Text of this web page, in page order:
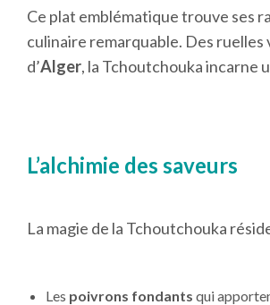
Ce plat emblématique trouve ses
culinaire remarquable. Des ruelles
d’Alger, la Tchoutchouka incarne
L’alchimie des saveurs
La magie de la Tchoutchouka
Les poivrons fondants qui